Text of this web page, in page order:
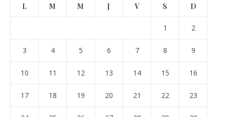
L M M J V S D
1 2
3 4 5 6 7 8 9
10 11 12 13 14 15 16
17 18 19 20 21 22 23